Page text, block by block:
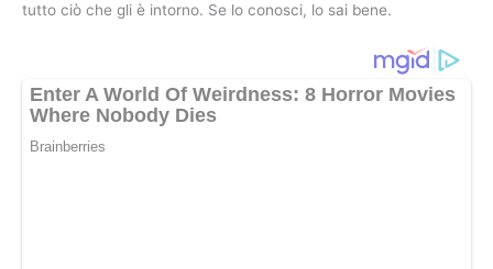
tutto ciò che gli è intorno. Se lo conosci, lo sai bene.